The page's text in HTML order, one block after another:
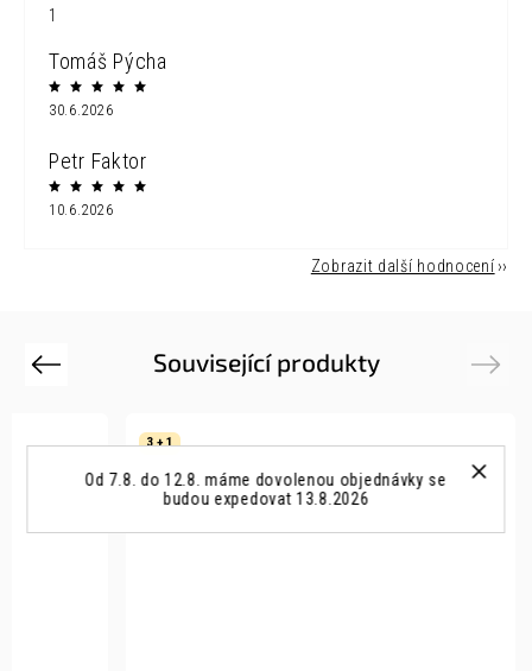
Od 7.8. do 12.8. máme dovolenou objednávky se
budou expedovat 13.8.2026
1
Tomáš Pýcha
30.6.2026
Petr Faktor
10.6.2026
Zobrazit další hodnocení
Související produkty
Previous
3 + 1
Next